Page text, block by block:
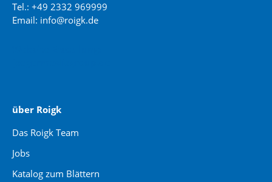
Tel.: +49 2332 969999
Email: info@roigk.de
über Roigk
Das Roigk Team
Jobs
Katalog zum Blättern